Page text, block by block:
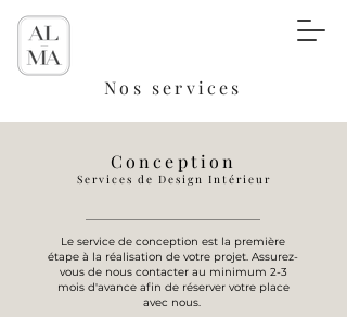
Nos services
Services de Design Intérieur
Conception
Le service de conception est la première
étape à la réalisation de votre projet. Assurez-
vous de nous contacter au minimum 2-3
mois d'avance afin de réserver votre place
avec nous.